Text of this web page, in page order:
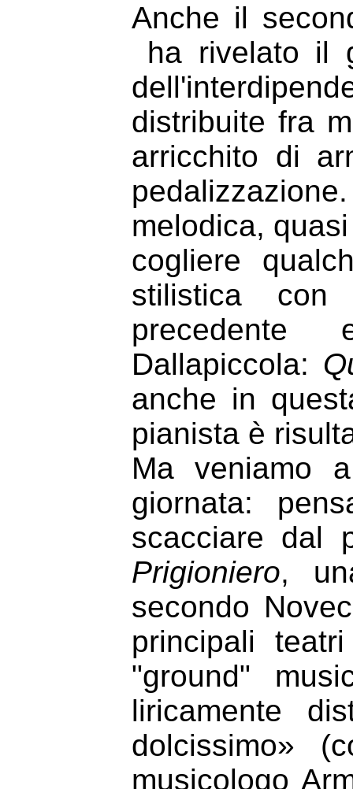
Anche il
ha rivelato il
distribuite fra
arricchito di
melodica,
cogliere
stilistica con
precedente
Dallapiccola:
anche in
pianista è
Ma veniamo
giornata:
scacciare dal
Prigioniero,
secondo
principali
"ground"
liricamente
dolcissimo»
musicologo